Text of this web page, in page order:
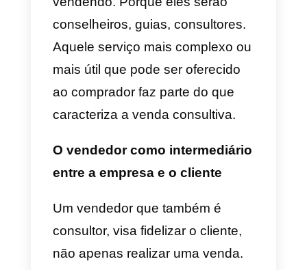
acima de tudo. Um processo de
atendimento ou a m anifestação
de uma cultura de atendimento
dentro de um esquema de
vendas, haverá maior fidelidade
à marca. Isso marca os
consumidores, a empresa e seus
funcionários.
Tornar o público-alvo mais
específico